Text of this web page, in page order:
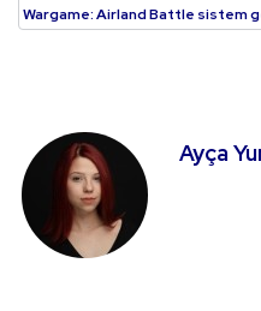
Wargame: Airland Battle sistem
Ayça